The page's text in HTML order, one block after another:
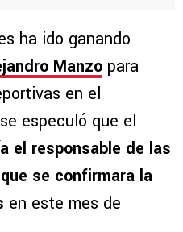
ha ido ganando
Manzo para
en el
especuló que el
el responsable de las
se confirmara la
en este mes de